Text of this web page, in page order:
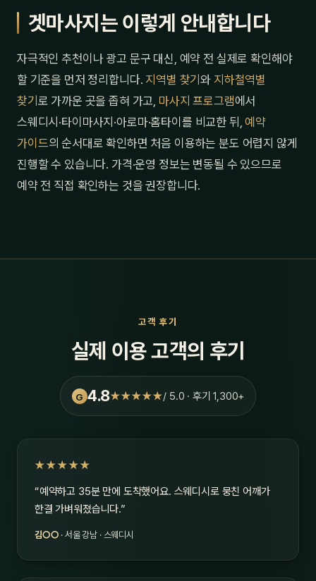
겟마사지는 이렇게 안내합니다
자극적인 추천이나 광고 문구 대신, 예약 전 실제로 확인해야
할 기준을 먼저 정리합니다. 지역별 찾기와 지하철역별
찾기 로 가까운 곳을 좁혀 가고, 마사지 프로그램에서
스웨디시·타이마사지·아로마·홈타이를 비교한 뒤,예약
가이드의 순서대로 확인하면 처음 이용하는 분도 어렵지 않게
진행할 수 있습니다. 가격·운영 정보는 변동될 수 있으므로
예약 전 직접 확인하는 것을 권장합니다.
고객 후기
실제 이용 고객의 후기
G 4.8★★★★★/ 5.0 · 후기 1,300+
★★★★★
“예약하고 35분 만에 도착했어요. 스웨디시로 뭉친 어깨가
한결 가벼워졌습니다.”
김○○ · 서울 강남 · 스웨디시